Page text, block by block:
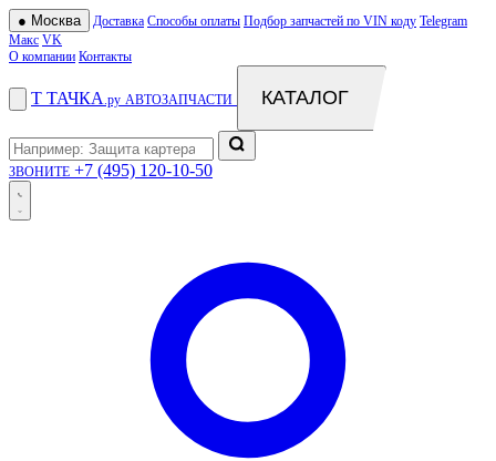
● Москва Доставка Способы оплаты Подбор запчастей по VIN коду Telegram
Макс VK
О компании Контакты
Т ТАЧКА .ру АВТОЗАПЧАСТИ КАТАЛОГ
ЗВОНИТЕ +7 (495) 120-10-50